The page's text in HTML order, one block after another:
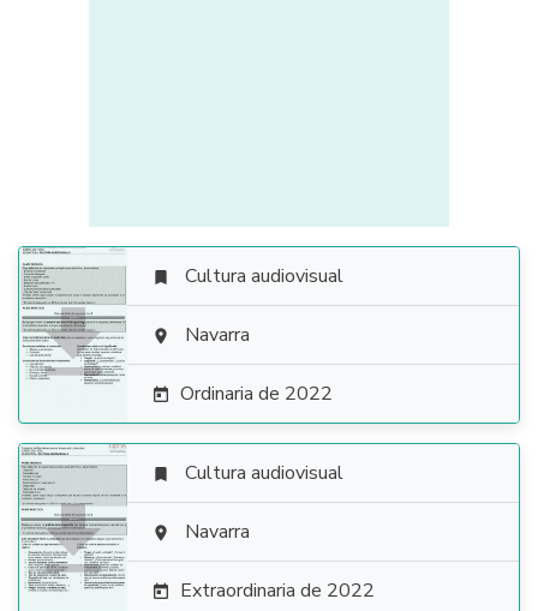

 Cultura audiovisual
 Navarra
 Ordinaria de 2022

 Cultura audiovisual
 Navarra
 Extraordinaria de 2022